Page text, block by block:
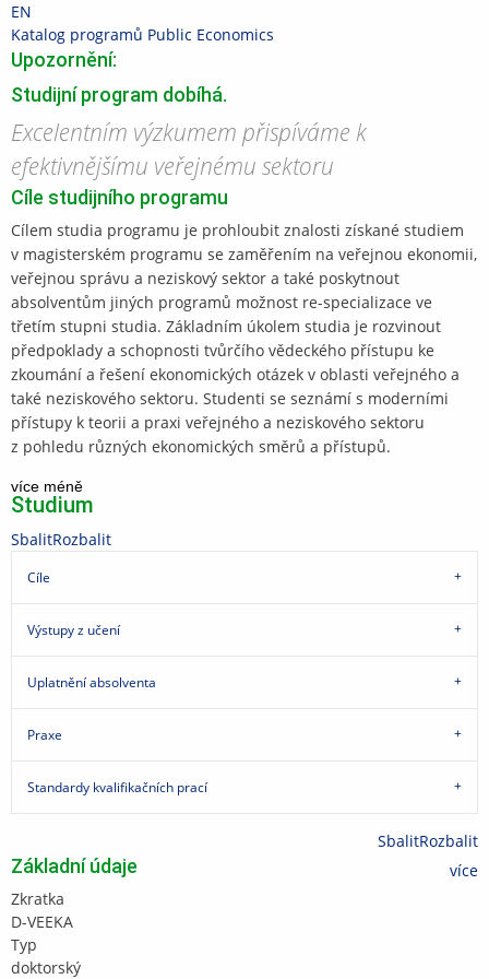
Přeskočit
na
horní
Přeskočit
na
hlavičku
Přeskočit
na
obsah
Přeskočit
na
patičku
EN
>
Katalog programů >
Public Economics
Upozornění:
Studijní program dobíhá.
„
Excelentním výzkumem přispíváme k
efektivnějšímu veřejnému sektoru
Cíle studijního programu
Cílem studia programu je prohloubit znalosti získané studiem
v magisterském programu se zaměřením na veřejnou ekonomii,
veřejnou správu a neziskový sektor a také poskytnout
absolventům jiných programů možnost re-specializace ve
třetím stupni studia. Základním úkolem studia je rozvinout
předpoklady a schopnosti tvůrčího vědeckého přístupu ke
zkoumání a řešení ekonomických otázek v oblasti veřejného a
také neziskového sektoru. Studenti se seznámí s moderními
přístupy k teorii a praxi veřejného a neziskového sektoru
z pohledu různých ekonomických směrů a přístupů.
více méně
Studium
SbalitRozbalit
Cíle
Výstupy z učení
Uplatnění absolventa
Praxe
Standardy kvalifikačních prací
SbalitRozbalit
Základní údaje
více
Zkratka
D-VEEKA
Typ
doktorský